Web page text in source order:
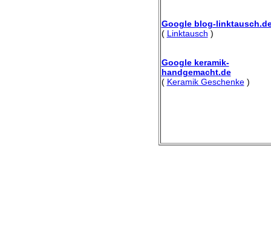
Google blog-
( Linktausch )
Google keramik-
handgemacht.de
( Keramik Geschenke)